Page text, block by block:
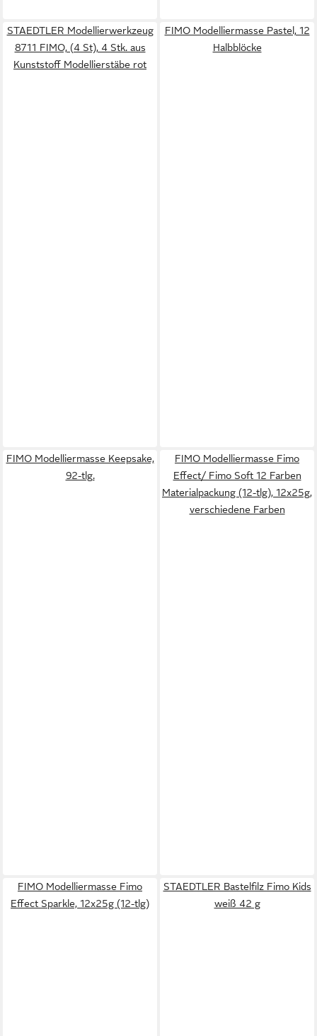
STAEDTLER Modellierwerkzeug
8711 FIMO, (4 St), 4 Stk. aus
Kunststoff Modellierstäbe rot
FIMO Modelliermasse Pastel, 12
Halbblöcke
FIMO Modelliermasse Keepsake,
92-tlg.
FIMO Modelliermasse Fimo
Effect/ Fimo Soft 12 Farben
Materialpackung (12-tlg), 12x25g,
verschiedene Farben
FIMO Modelliermasse Fimo
Effect Sparkle, 12x25g (12-tlg)
STAEDTLER Bastelfilz Fimo Kids
weiß 42 g